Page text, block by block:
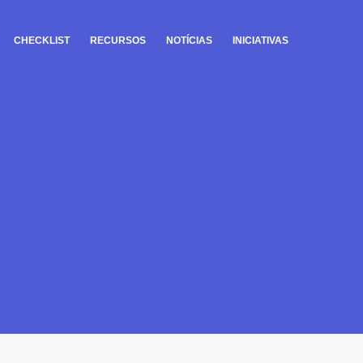
CHECKLIST RECURSOS NOTÍCIAS INICIATIVAS